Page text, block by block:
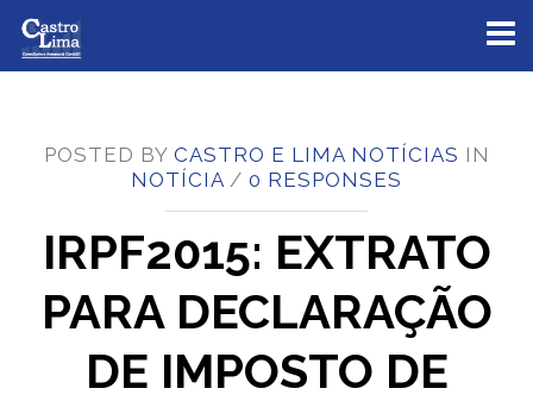
POSTED BY CASTRO E LIMA NOTÍCIAS IN
NOTÍCIA / 0 RESPONSES
IRPF2015: EXTRATO
PARA DECLARAÇÃO
DE IMPOSTO DE